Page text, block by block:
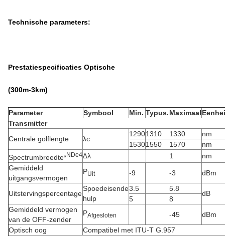
Technische parameters:
Prestatiespecificaties Optische
(300m-3km)
Parameter Symbool Min. Typus.Maximaal
Transmitter
Centrale golflengte
λc
12901310 1330
nm
15301550 1570
nm
Spectrumbreedte*NDe4∆λ 1
nm
Gemiddeld
uitgangsvermogen
PUit -9 -3 dBm
Uitstervingspercentage
Spoedeisende
hulp
3.5 5.8
dB
5
8
Gemiddeld vermogen
van de OFF-zender
PAfgesloten -45
dBm
Optisch oog
Compatibel met ITU-T G.957